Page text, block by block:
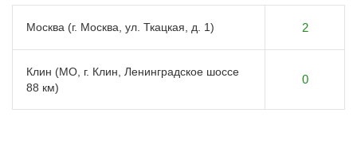
Москва (г. Москва, ул. Ткацкая, д. 1) 2
Клин (МО, г. Клин, Ленинградское шоссе
88 км)
0